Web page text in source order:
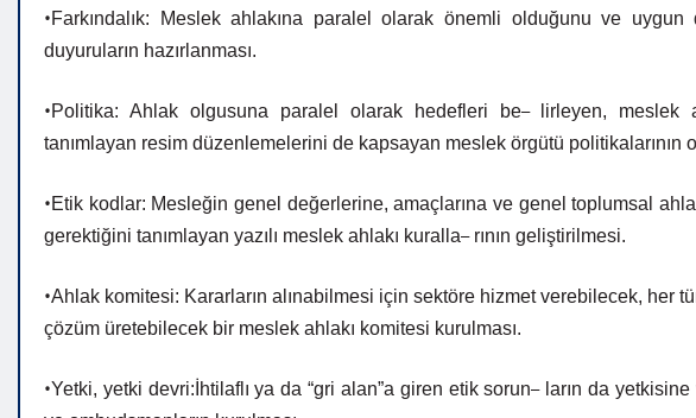
•Farkındalık: Meslek ahlakına paralel olarak önemli olduğunu ve uygun
duyuruların hazırlanması.
•Politika: Ahlak olgusuna paralel olarak hedefleri be–
lirleyen, meslek
tanımlayan resim düzenlemelerini de kapsayan meslek örgütü politikalarının
•Etik kodlar: Mesleğin genel değerlerine, amaçlarına ve genel toplumsal
gerektiğini tanımlayan yazılı meslek ahlakı kuralla– rının geliştirilmesi.
•Ahlak komitesi: Kararların alınabilmesi için sektöre hizmet verebilecek, her
çözüm üretebilecek bir meslek ahlakı komitesi kurulması.
•Yetki, yetki devri:İhtilaflı ya da “gri alan”a giren etik sorun– ların da